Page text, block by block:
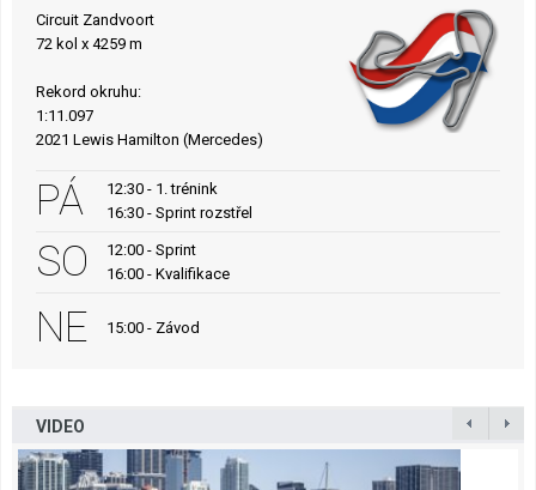
Circuit Zandvoort
72 kol x 4259 m
Rekord okruhu:
1:11.097
2021 Lewis Hamilton (Mercedes)
PÁ
12:30 - 1. trénink
16:30 - Sprint rozstřel
SO
12:00 - Sprint
16:00 - Kvalifikace
NE 15:00 - Závod
VIDEO